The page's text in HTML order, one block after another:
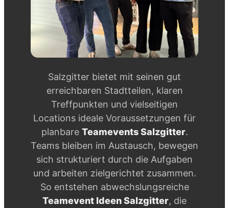
Salzgitter bietet mit seinen gut
erreichbaren Stadtteilen, klaren
Treffpunkten und vielseitigen
Locations ideale Voraussetzungen für
planbare Teamevents Salzgitter.
Teams bleiben im Austausch, bewegen
sich strukturiert durch die Aufgaben
und arbeiten zielgerichtet zusammen.
So entstehen abwechslungsreiche
Teamevent Ideen Salzgitter, die